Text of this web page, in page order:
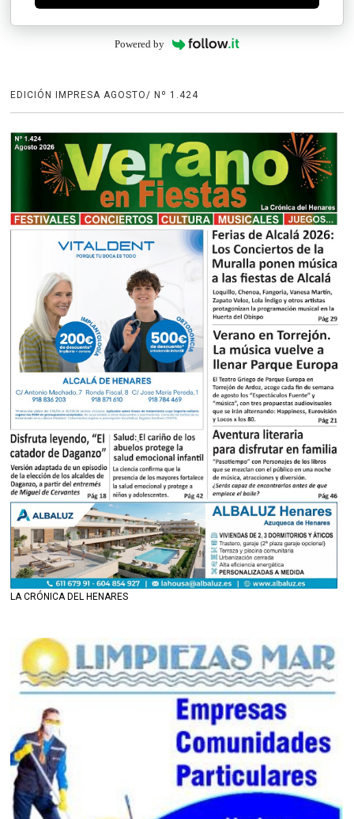
Powered by
EDICIÓN IMPRESA AGOSTO/ Nº 1.424
LA CRÓNICA DEL HENARES